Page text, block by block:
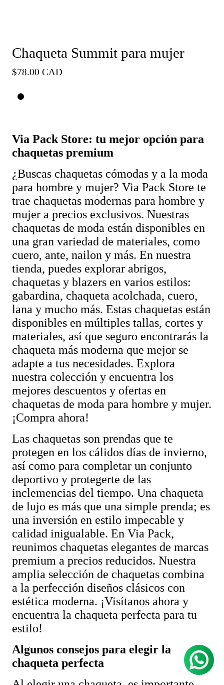
Chaqueta Summit para mujer
Precio
$78.00 CAD
Via Pack Store: tu mejor opción para
chaquetas premium
¿Buscas chaquetas cómodas y a la moda
para hombre y mujer? Via Pack Store te
trae chaquetas modernas para hombre y
mujer a precios exclusivos. Nuestras
chaquetas de moda están disponibles en
una gran variedad de materiales, como
cuero, ante, nailon y más. En nuestra
tienda, puedes explorar abrigos,
chaquetas y blazers en varios estilos:
gabardina, chaqueta acolchada, cuero,
lana y mucho más. Estas chaquetas están
disponibles en múltiples tallas, cortes y
materiales, así que seguro encontrarás la
chaqueta más moderna que mejor se
adapte a tus necesidades. Explora
nuestra colección y encuentra los
mejores descuentos y ofertas en
chaquetas de moda para hombre y mujer.
¡Compra ahora!
Las chaquetas son prendas que te
protegen en los cálidos días de invierno,
así como para completar un conjunto
deportivo y protegerte de las
inclemencias del tiempo. Una chaqueta
de lujo es más que una simple prenda; es
una inversión en estilo impecable y
calidad inigualable. En Via Pack,
reunimos chaquetas elegantes de marcas
premium a precios reducidos. Nuestra
amplia selección de chaquetas combina
a la perfección diseños clásicos con
estética moderna. ¡Visítanos ahora y
encuentra la chaqueta perfecta para tu
estilo!
Algunos consejos para elegir la
chaqueta perfecta